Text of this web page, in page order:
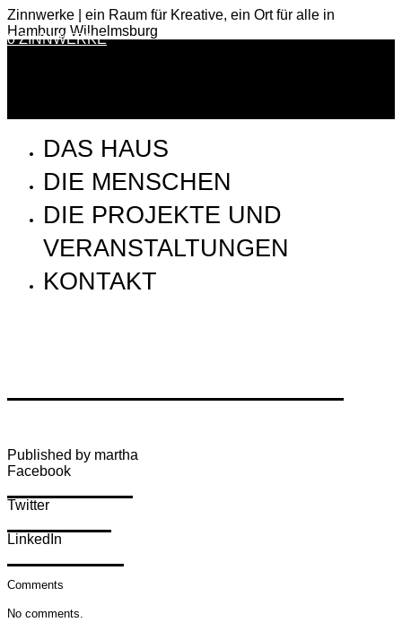
Zinnwerke | ein Raum für Kreative, ein Ort für alle in
Hamburg Wilhelmsburg
0 ZINNWERKE
DAS HAUS
DIE MENSCHEN
DIE PROJEKTE UND
VERANSTALTUNGEN
KONTAKT
Published by martha
Facebook
Twitter
LinkedIn
Comments
No comments.